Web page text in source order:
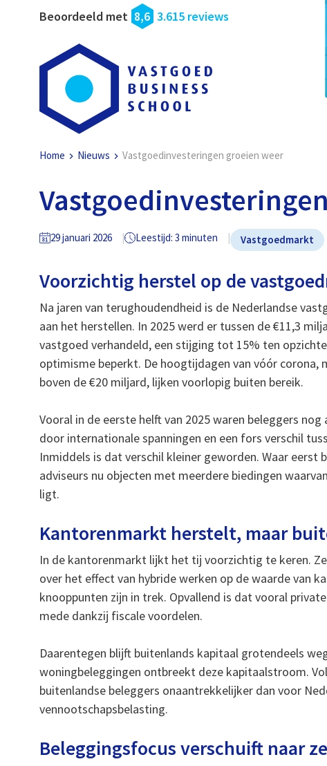
Beoordeeld met 8,6 3.615 reviews
Home Nieuws Vastgoedinvesteringen groeien weer
29 januari 2026 Leestijd: 3 minuten Vastgoedmarkt
Voorzichtig herstel op de
Na jaren van terughoudendheid is de Nederlandse
aan het herstellen. In 2025 werd er tussen de €11,3
vastgoed verhandeld, een stijging tot 15% ten
optimisme beperkt. De hoogtijdagen van vóór corona,
boven de €20 miljard, lijken voorlopig buiten bereik.
Vooral in de eerste helft van 2025 waren beleggers
door internationale spanningen en een fors verschil
Inmiddels is dat verschil kleiner geworden. Waar eerst
adviseurs nu objecten met meerdere biedingen
ligt.
Kantorenmarkt herstelt, maar
In de kantorenmarkt lijkt het tij voorzichtig te keren.
over het effect van hybride werken op de waarde van
knooppunten zijn in trek. Opvallend is dat vooral
mede dankzij fiscale voordelen.
Daarentegen blijft buitenlands kapitaal grotendeels
woningbeleggingen ontbreekt deze kapitaalstroom.
buitenlandse beleggers onaantrekkelijker dan voor
vennootschapsbelasting.
Beleggingsfocus verschuift naar